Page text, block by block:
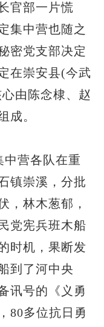
官部一片慌
集中营也随之
密党支部决定
在崇安县(今武
由陈念棣、赵
成。
中营各队在重
镇崇溪，分批
，林木葱郁，
党宪兵班木船
时机，果断发
到了河中央
讯号的《义勇
80多位抗日勇